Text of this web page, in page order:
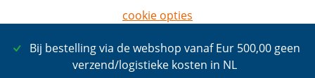
Bij bestelling via de webshop vanaf Eur 500,00 geen
verzend/logistieke kosten in NL
cookie opties
ik ga akkoord met cookies